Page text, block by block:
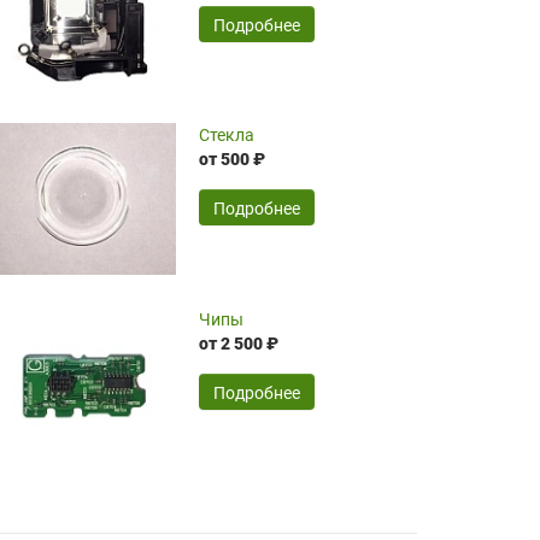
временные затраты по достаточно
оптимизированной стоимости, чему
чрезмерно благодарны!)))
SERGEY FOURSOV,24.04.2026
широкий ассортимент ламп, как оригиналов,
так и аналогов.Быстрое оформление и
передача в доставку, приемлемые цены. Мне
понравилось.
Читать полностью
16.04.2026
Подробнее
Стекла
от 500 ₽
Подробнее
Чипы
от 2 500 ₽
Подробнее